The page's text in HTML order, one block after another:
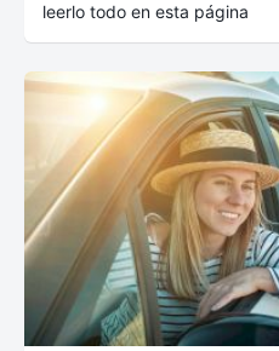
leerlo todo en esta página